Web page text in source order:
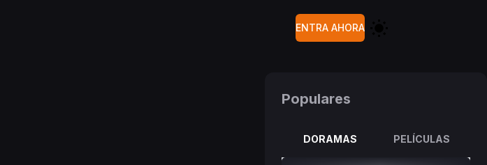
ENTRA AHORA
Populares
DORAMAS PELÍCULAS